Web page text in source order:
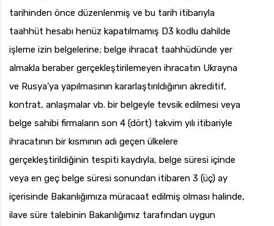
tarihinden önce düzenlenmiş ve bu tarih itibarıyla
taahhüt hesabı henüz kapatılmamış D3 kodlu dahilde
işleme izin belgelerine; belge ihracat taahhüdünde yer
almakla beraber gerçekleştirilemeyen ihracatın Ukrayna
ve Rusya’ya yapılmasının kararlaştırıldığının akreditif,
kontrat, anlaşmalar vb. bir belgeyle tevsik edilmesi veya
belge sahibi firmaların son 4 (dört) takvim yılı itibariyle
ihracatının bir kısmının adı geçen ülkelere
gerçekleştirildiğinin tespiti kaydıyla, belge süresi içinde
veya en geç belge süresi sonundan itibaren 3 (üç) ay
içerisinde Bakanlığımıza müracaat edilmiş olması halinde,
ilave süre talebinin Bakanlığımız tarafından uygun